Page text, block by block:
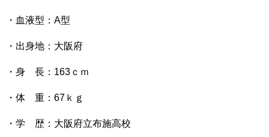
・血液型：A型
・出身地：大阪府
・身 長：163ｃｍ
・体 重：67ｋｇ
・学 歴：大阪府立布施高校